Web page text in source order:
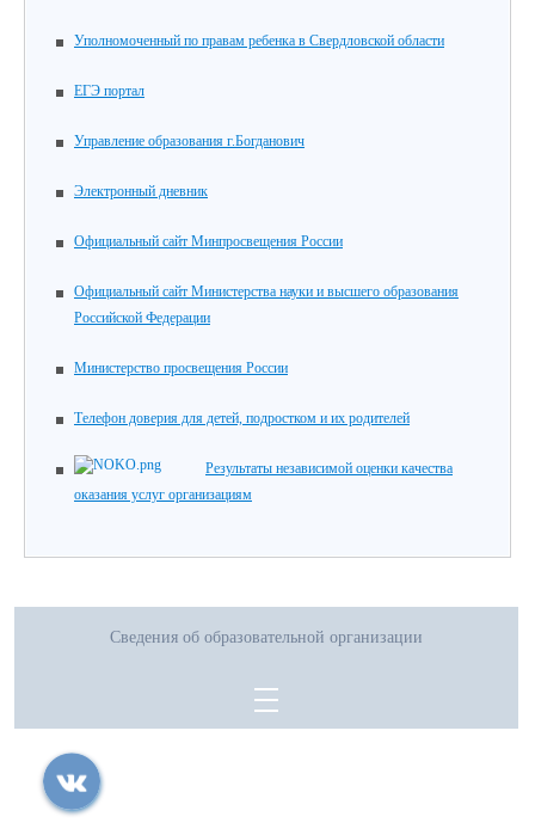
Уполномоченный по правам ребенка в Свердловской области
ЕГЭ портал
Управление образования г.Богданович
Электронный дневник
Официальный сайт Минпросвещения России
Официальный сайт Министерства науки и высшего образования
Российской Федерации
Министерство просвещения России
Телефон доверия для детей, подростком и их родителей
Результаты независимой оценки качества
оказания услуг организациям
Сведения об образовательной организации